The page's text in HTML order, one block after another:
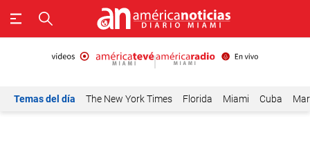
Temas del día The New York Times Florida Miami Cuba